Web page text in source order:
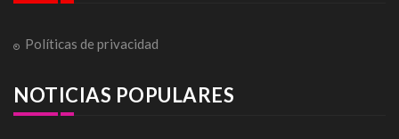
Políticas de privacidad
NOTICIAS POPULARES